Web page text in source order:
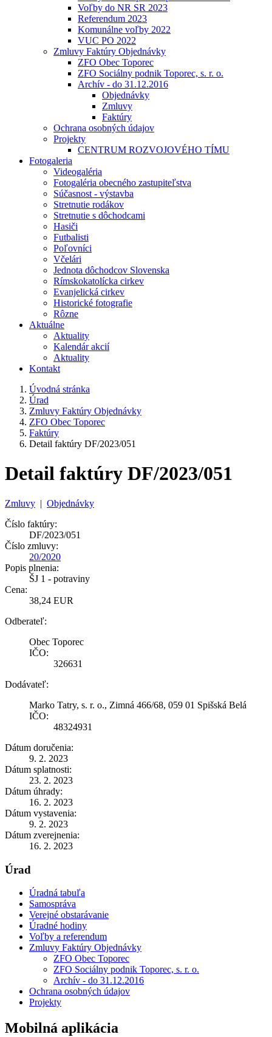
Voľby do NR SR 2023
Referendum 2023
Komunálne voľby 2022
VUC PO 2022
Zmluvy Faktúry Objednávky
ZFO Obec Toporec
ZFO Sociálny podnik Toporec, s. r. o.
Archív - do 31.12.2016
Objednávky
Zmluvy
Faktúry
Ochrana osobných údajov
Projekty
CENTRUM ROZVOJOVÉHO TÍMU
Fotogaleria
Videogaléria
Fotogaléria obecného zastupiteľstva
Súčasnost - výstavba
Stretnutie rodákov
Stretnutie s dôchodcami
Hasiči
Futbalisti
Poľovníci
Včelári
Jednota dôchodcov Slovenska
Rímskokatolícka cirkev
Evanjelická cirkev
Historické fotografie
Rôzne
Aktuálne
Aktuality
Kalendár akcií
Aktuality
Kontakt
Úvodná stránka
Úrad
Zmluvy Faktúry Objednávky
ZFO Obec Toporec
Faktúry
Detail faktúry DF/2023/051
Detail faktúry DF/2023/051
Zmluvy | Objednávky
Číslo faktúry:
DF/2023/051
Číslo zmluvy:
20/2020
Popis plnenia:
ŠJ 1 - potraviny
Cena:
38,24 EUR
Odberateľ:
Obec Toporec
IČO:
326631
Dodávateľ:
Marko Tatry, s. r. o., Zimná 466/68, 059 01 Spišská Belá
IČO:
48324931
Dátum doručenia:
9. 2. 2023
Dátum splatnosti:
23. 2. 2023
Dátum úhrady:
16. 2. 2023
Dátum vystavenia:
9. 2. 2023
Dátum zverejnenia:
16. 2. 2023
Úrad
Úradná tabuľa
Samospráva
Verejné obstarávanie
Úradné hodiny
Voľby a referendum
Zmluvy Faktúry Objednávky
ZFO Obec Toporec
ZFO Sociálny podnik Toporec, s. r. o.
Archív - do 31.12.2016
Ochrana osobných údajov
Projekty
Mobilná aplikácia